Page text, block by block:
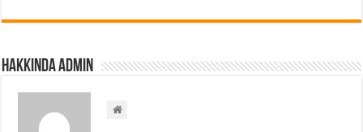
Hakkında admin